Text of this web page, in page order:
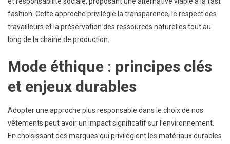
Façon
De
fashion. Cette approche privilégie la transparence, le respect des
travailleurs et la préservation des ressources naturelles tout au
long de la chaîne de production.
Mode éthique : principes clés
et enjeux durables
Adopter une approche plus responsable dans le choix de nos
vêtements peut avoir un impact significatif sur l’environnement.
En choisissant des marques qui privilégient les matériaux durables